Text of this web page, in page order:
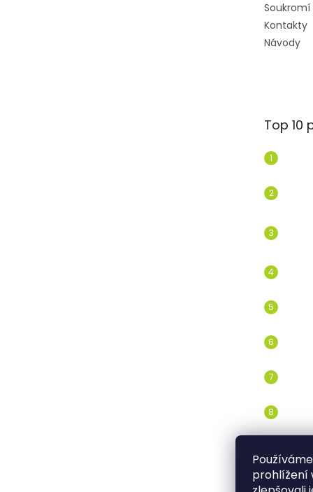
prohlížení
Soukromí
Kontakty
Návody
Top 10